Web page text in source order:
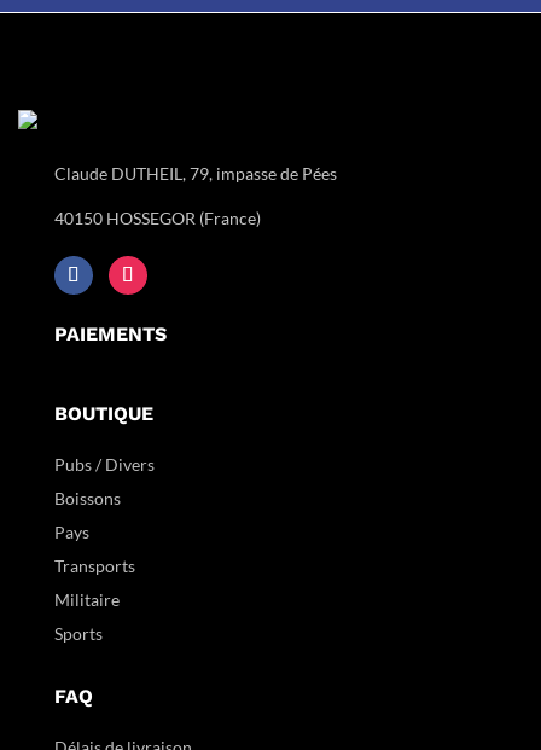
Claude DUTHEIL, 79, impasse de Pées
40150 HOSSEGOR (France)
PAIEMENTS
BOUTIQUE
Pubs / Divers
Boissons
Pays
Transports
Militaire
Sports
FAQ